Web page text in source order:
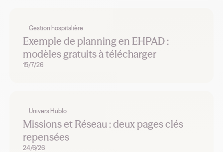
Gestion hospitalière
Exemple de planning en EHPAD :
modèles gratuits à télécharger
15/7/26
Univers Hublo
Missions et Réseau : deux pages clés
repensées
24/6/26